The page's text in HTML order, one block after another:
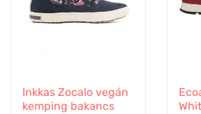
Inkkas Zocalo vegán
kemping bakancs